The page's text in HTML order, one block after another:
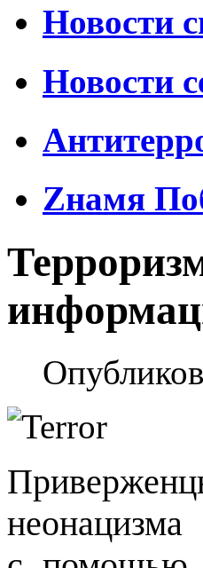
Новости
Новости
Zнамя
неонацизма